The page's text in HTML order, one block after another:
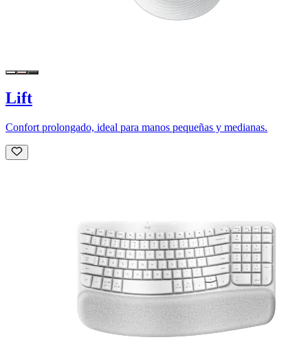
Lift
Confort prolongado, ideal para manos pequeñas y medianas.